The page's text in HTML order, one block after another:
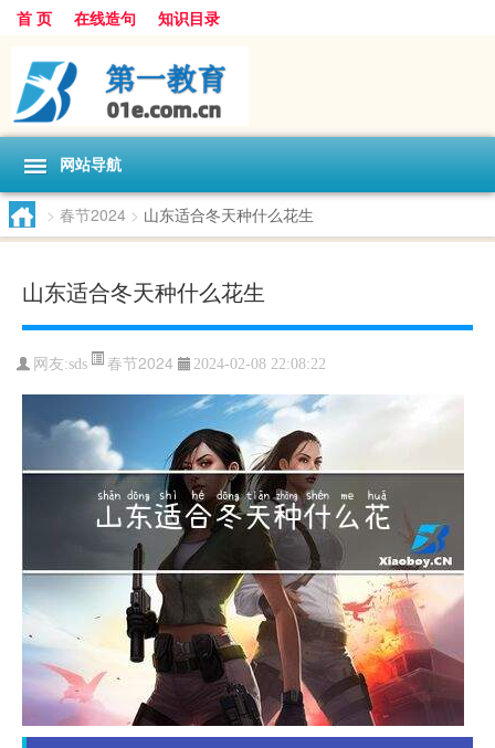
首 页 在线造句 知识目录
网站导航
> 春节2024 > 山东适合冬天种什么花生
山东适合冬天种什么花生
网友:sds 春节2024 2024-02-08 22:08:22